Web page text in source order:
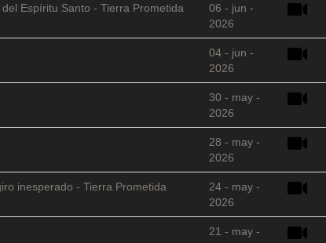
Espíritu Santo - Tierra Prometida
06 - jun -
2026
04 - jun -
2026
30 - may -
2026
28 - may -
2026
inesperado - Tierra Prometida
24 - may -
2026
21 - may -